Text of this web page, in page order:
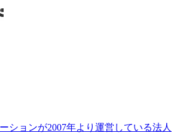
ションが2007年より運営している法人